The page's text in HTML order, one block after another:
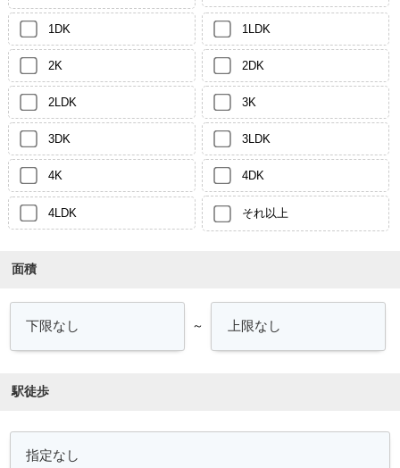
1DK 1LDK
2K 2DK
2LDK 3K
3DK 3LDK
4K 4DK
4LDK それ以上
面積
～
駅徒歩